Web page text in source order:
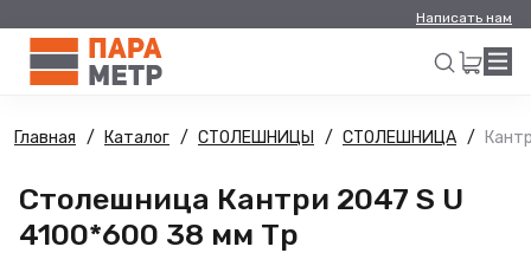
Написать нам
Искать
Главная Каталог СТОЛЕШНИЦЫ СТОЛЕШНИЦА
Столешница Кантри 2047 S U
4100*600 38 мм Тр